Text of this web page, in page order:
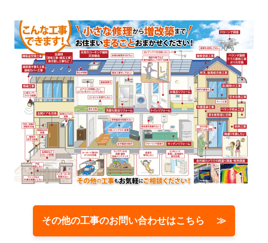
その他の工事のお問い合わせはこちら ≫